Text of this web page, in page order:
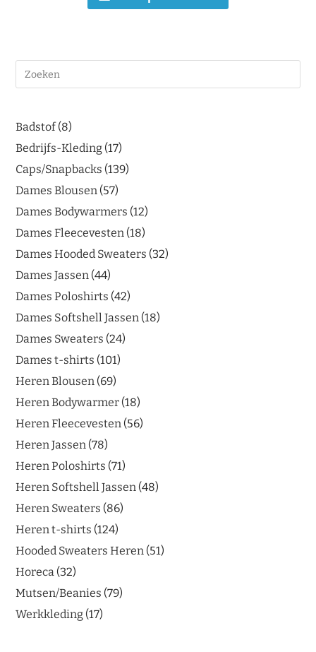
Badstof 8
Bedrijfs-Kleding 17
Caps/Snapbacks 139
Dames Blousen 57
Dames Bodywarmers 12
Dames Fleecevesten 18
Dames Hooded Sweaters 32
Dames Jassen 44
Dames Poloshirts 42
Dames Softshell Jassen 18
Dames Sweaters 24
Dames t-shirts 101
Heren Blousen 69
Heren Bodywarmer 18
Heren Fleecevesten 56
Heren Jassen 78
Heren Poloshirts 71
Heren Softshell Jassen 48
Heren Sweaters 86
Heren t-shirts 124
Hooded Sweaters Heren 51
Horeca 32
Mutsen/Beanies 79
Werkkleding 17